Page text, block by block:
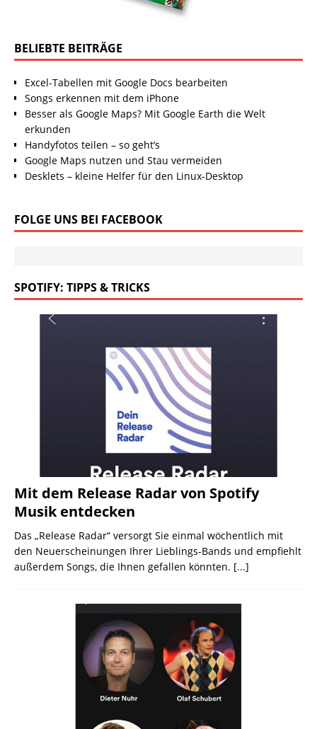
BELIEBTE BEITRÄGE
Excel-Tabellen mit Google Docs bearbeiten
Songs erkennen mit dem iPhone
Besser als Google Maps? Mit Google Earth die Welt
erkunden
Handyfotos teilen – so geht’s
Google Maps nutzen und Stau vermeiden
Desklets – kleine Helfer für den Linux-Desktop
FOLGE UNS BEI FACEBOOK
SPOTIFY: TIPPS & TRICKS
Mit dem Release Radar von Spotify
Musik entdecken
Das „Release Radar“ versorgt Sie einmal wöchentlich mit
den Neuerscheinungen Ihrer Lieblings-Bands und empfiehlt
außerdem Songs, die Ihnen gefallen könnten. [...]